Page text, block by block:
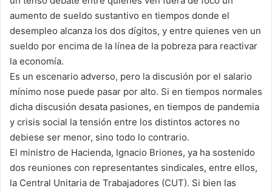
aumento de sueldo sustantivo en tiempos donde el
desempleo alcanza los dos dígitos, y entre quienes ven un
sueldo por encima de la línea de la pobreza para reactivar
la economía.
Es un escenario adverso, pero la discusión por el salario
mínimo nose puede pasar por alto. Si en tiempos normales
dicha discusión desata pasiones, en tiempos de pandemia
y crisis social la tensión entre los distintos actores no
debiese ser menor, sino todo lo contrario.
El ministro de Hacienda, Ignacio Briones, ya ha sostenido
dos reuniones con representantes sindicales, entre ellos,
la Central Unitaria de Trabajadores (CUT). Si bien las